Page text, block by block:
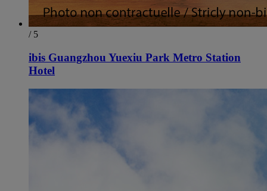
/ 5
ibis Guangzhou Yuexiu Park Metro Station
Hotel